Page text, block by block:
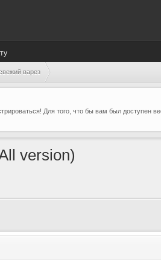
варез
Для того, что бы вам был доступен
version)